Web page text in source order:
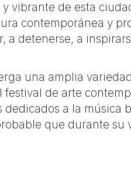
vibrante de esta
contemporánea y
a detenerse, a
una amplia
festival de arte
dedicados a la música
que durante su